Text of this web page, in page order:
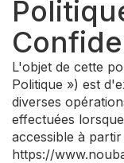
L'objet de cette
Politique ») est
diverses
effectuées
accessible à
https://